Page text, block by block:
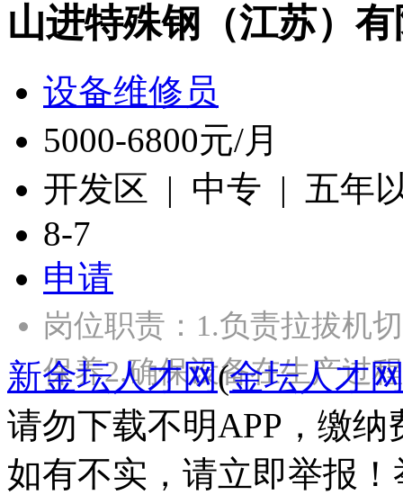
山进特殊钢（江苏）
设备维修员
5000-6800元/月
开发区 | 中专 | 五年
8-7
申请
岗位职责：1.负责拉拔机
保养2.确保设备在生产过
新金坛人才网(金坛人才
请勿下载不明APP，缴
如有不实，请立即举报